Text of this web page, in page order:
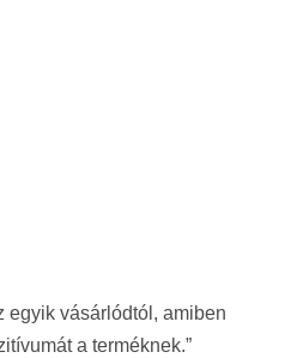
egyik vásárlódtól, amiben
a terméknek.”